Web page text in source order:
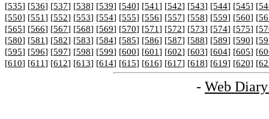
[535] [536] [537] [538] [539] [540] [541] [542] [543] [544] [545] [
[550] [551] [552] [553] [554] [555] [556] [557] [558] [559] [560] [
[565] [566] [567] [568] [569] [570] [571] [572] [573] [574] [575] [
[580] [581] [582] [583] [584] [585] [586] [587] [588] [589] [590] [
[595] [596] [597] [598] [599] [600] [601] [602] [603] [604] [605] [
[610] [611] [612] [613] [614] [615] [616] [617] [618] [619] [620] [
- Web